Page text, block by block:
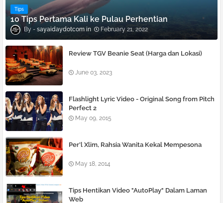
Tips
10 Tips Pertama Kali ke Pulau Perhentian
sayaidaydotcom February 21, 2022
Review TGV Beanie Seat (Harga dan Lokasi)
June 03, 2023
Flashlight Lyric Video - Original Song from Pitch
Perfect 2
May 09, 2015
Per’l Xlim, Rahsia Wanita Kekal Mempesona
May 18, 2014
Tips Hentikan Video "AutoPlay" Dalam Laman
Web